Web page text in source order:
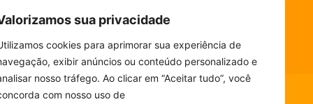
sua privacidade
cookies para aprimorar sua experiência de
exibir anúncios ou conteúdo personalizado e
nosso tráfego. Ao clicar em “Aceitar tudo”, você
com nosso uso de